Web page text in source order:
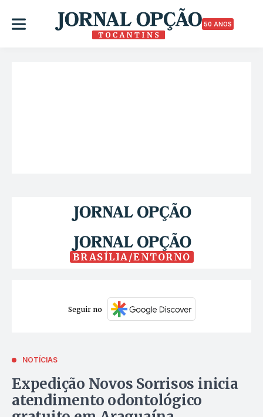
50 ANOS
BRASÍLIA/ENTORNO
Seguir no
NOTÍCIAS
Expedição Novos Sorrisos inicia
atendimento odontológico